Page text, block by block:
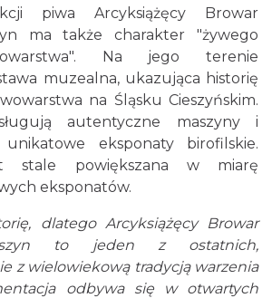
piwa Arcyksiążęcy Browar
ma także charakter "żywego
Na jego terenie
muzealna, ukazująca historię
na Śląsku Cieszyńskim.
autentyczne maszyny i
eksponaty birofilskie.
stale powiększana w miarę
eksponatów.
dlatego Arcyksiążęcy Browar
to jeden z ostatnich,
z wielowiekową tradycją warzenia
odbywa się w otwartych